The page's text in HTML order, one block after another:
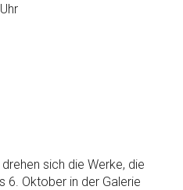
sich die Werke, die
6. Oktober in der Galerie